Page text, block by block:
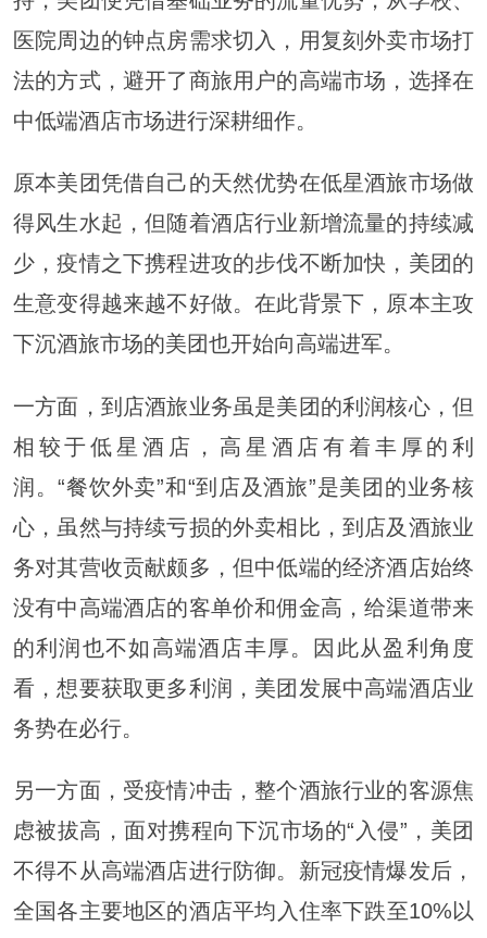
医院周边的钟点房需求切入，用复刻外卖市场打
法的方式，避开了商旅用户的高端市场，选择在
中低端酒店市场进行深耕细作。
原本美团凭借自己的天然优势在低星酒旅市场做
得风生水起，但随着酒店行业新增流量的持续减
少，疫情之下携程进攻的步伐不断加快，美团的
生意变得越来越不好做。在此背景下，原本主攻
下沉酒旅市场的美团也开始向高端进军。
一方面，到店酒旅业务虽是美团的利润核心，但
相较于低星酒店，高星酒店有着丰厚的利
润。“餐饮外卖”和“到店及酒旅”是美团的业务核
心，虽然与持续亏损的外卖相比，到店及酒旅业
务对其营收贡献颇多，但中低端的经济酒店始终
没有中高端酒店的客单价和佣金高，给渠道带来
的利润也不如高端酒店丰厚。因此从盈利角度
看，想要获取更多利润，美团发展中高端酒店业
务势在必行。
另一方面，受疫情冲击，整个酒旅行业的客源焦
虑被拔高，面对携程向下沉市场的“入侵”，美团
不得不从高端酒店进行防御。新冠疫情爆发后，
全国各主要地区的酒店平均入住率下跌至10%以